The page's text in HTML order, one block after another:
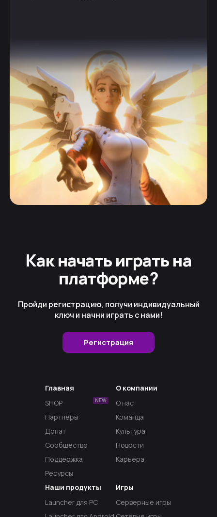
Как начать играть на
платформе?
Пройди регистрацию, получи индивидуальный
ключ и начни играть с нами!
Регистрация
Главная
SHOP
NEW
Партнёры
Донат
Сообщество
Поддержка
Ресурсы
Наши продукты
Launcher для PC
Игры
Серверные игры
О компании
О нас
Команда
Культура
Новости
Карьера